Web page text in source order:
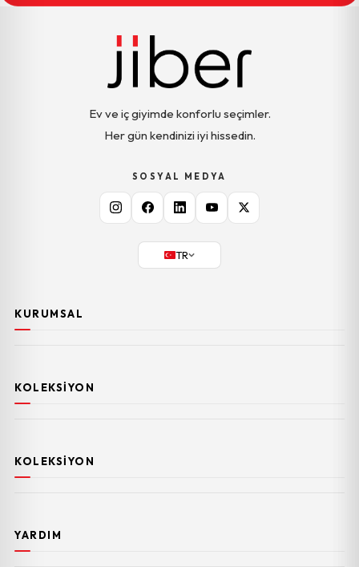
Ev ve iç giyimde konforlu seçimler.
Her gün kendinizi iyi hissedin.
SOSYAL MEDYA
TR
KURUMSAL
KOLEKSIYON
KOLEKSIYON
YARDIM